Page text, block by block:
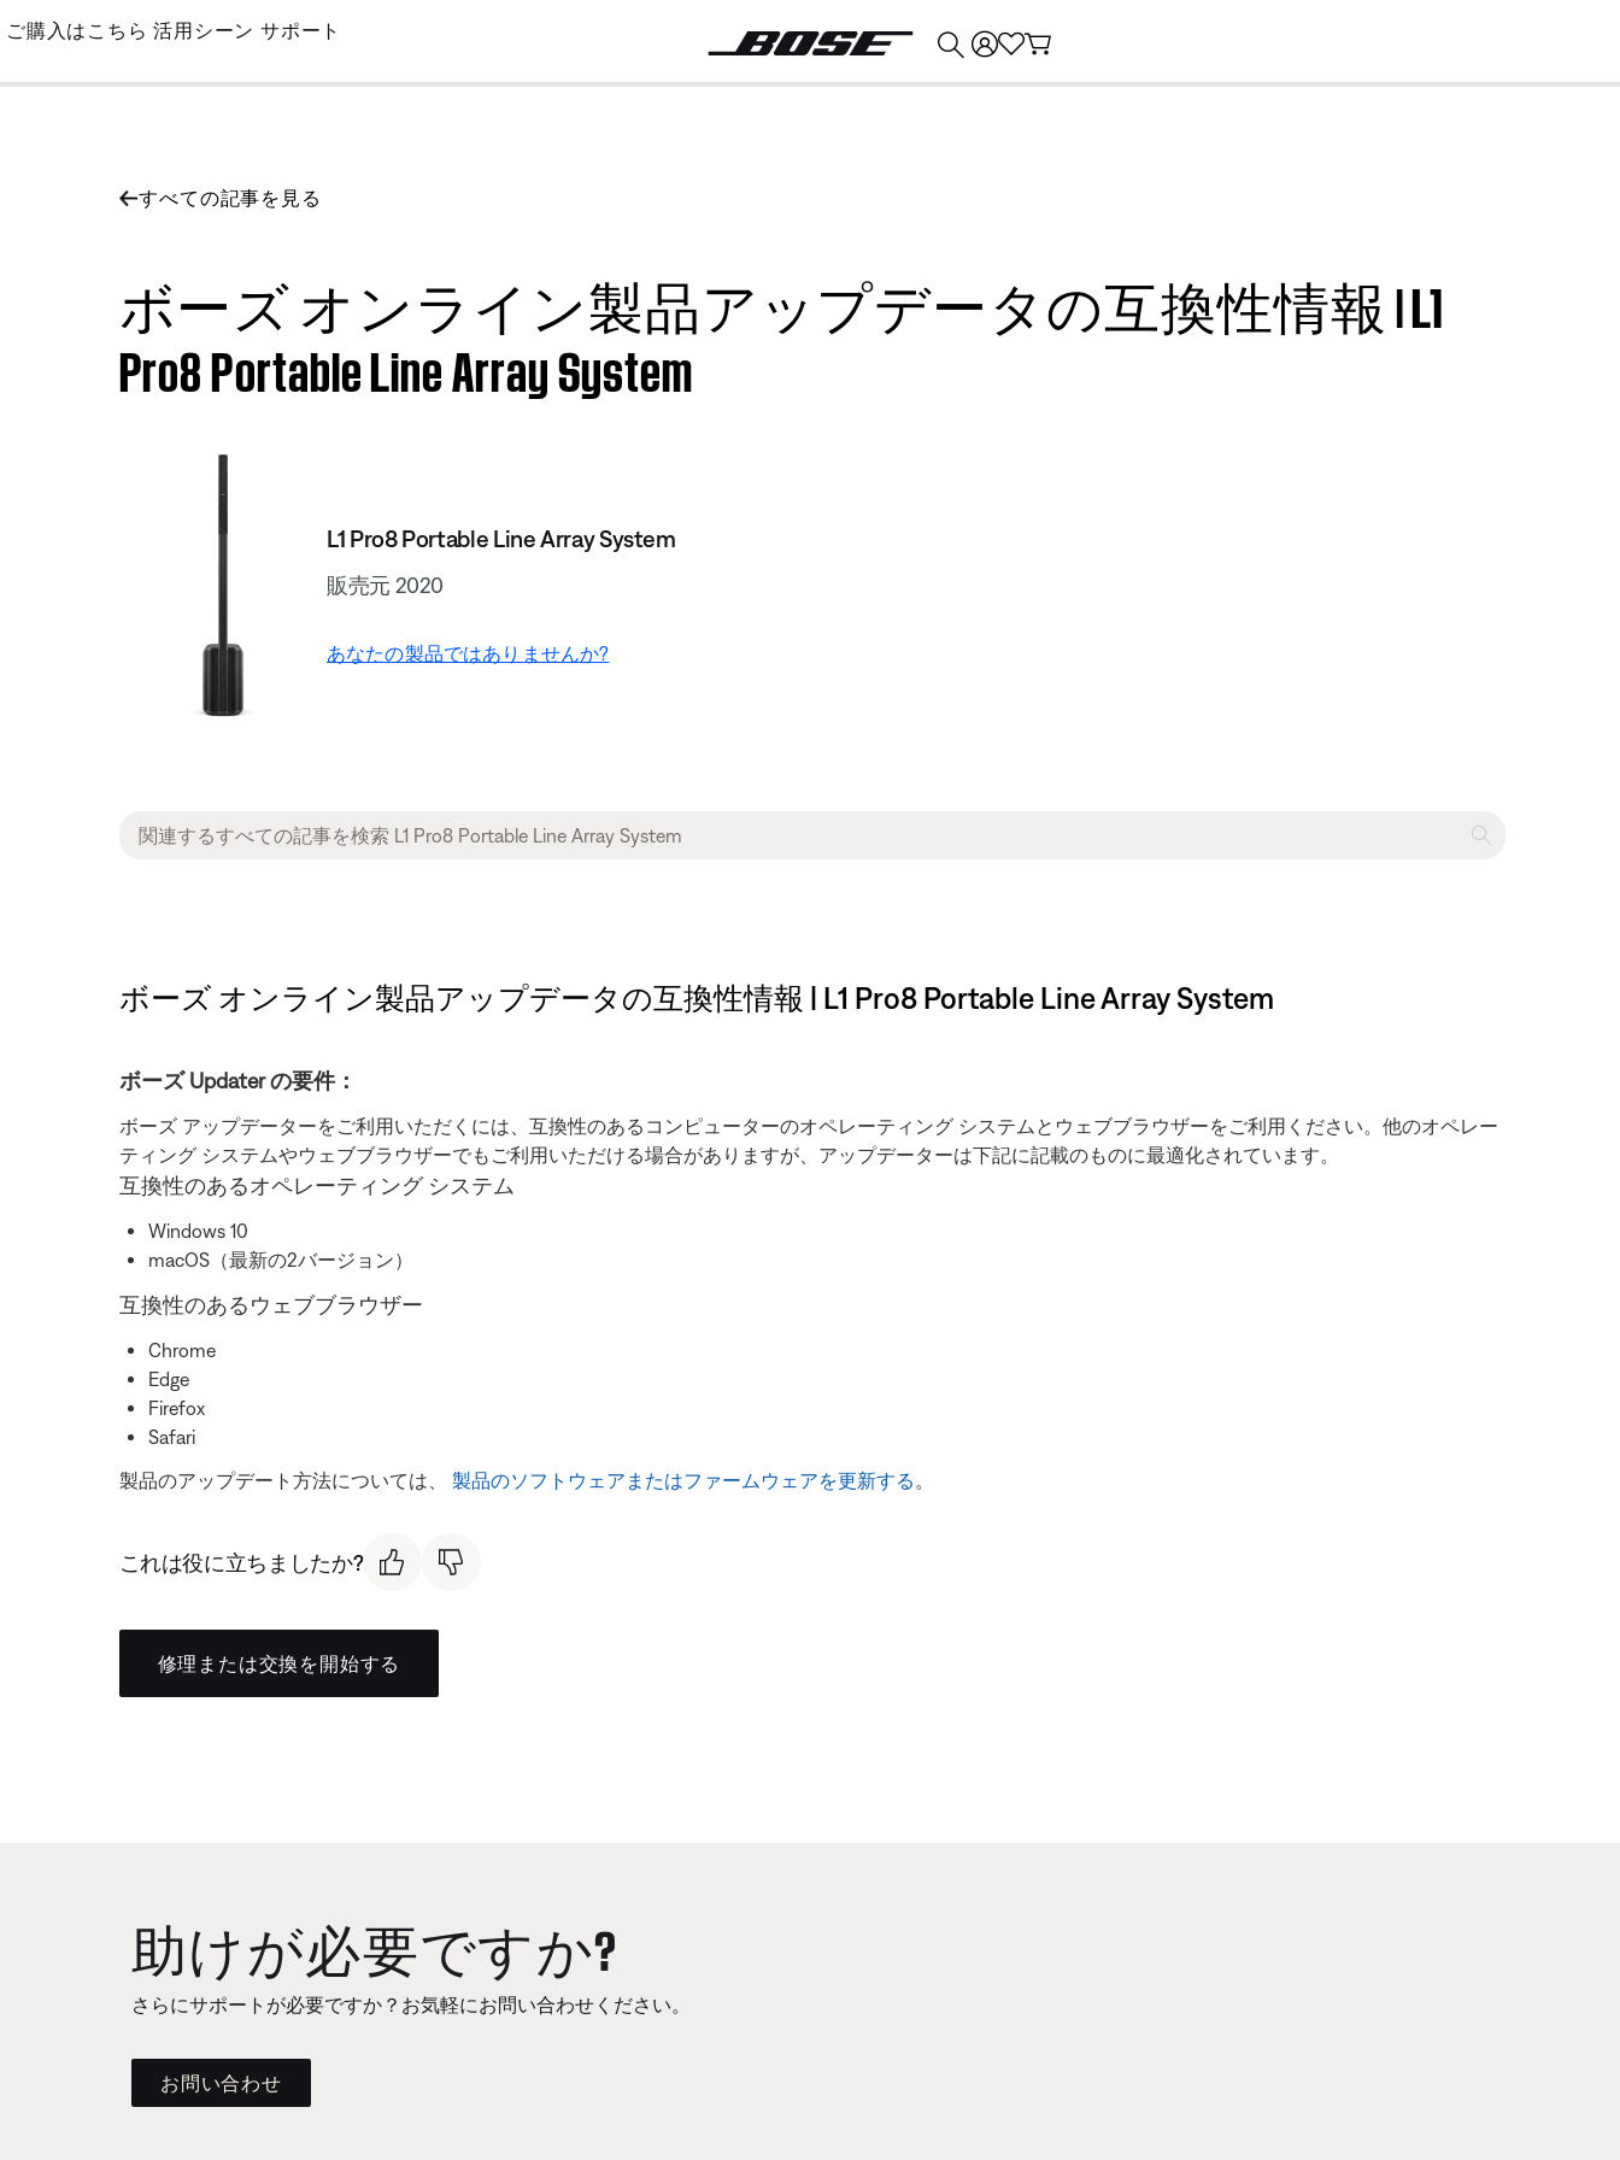
Skip
Main
ご購入はこちら 活用シーン サポート
すべての記事を見る
ボーズ オンライン製品アップデータの互換性情報 | L1
Pro8 Portable Line Array System
L1 Pro8 Portable Line Array System
販売元 2020
あなたの製品ではありませんか?
ボーズ オンライン製品アップデータの互換性情報 | L1 Pro8 Portable Line Array System
ボーズ Updater の要件：
ボーズ アップデーターをご利用いただくには、互換性のあるコンピューターのオペレーティング システムとウェブブラウザーをご利用ください。他のオペレー
ティング システムやウェブブラウザーでもご利用いただける場合がありますが、アップデーターは下記に記載のものに最適化されています。
互換性のあるオペレーティング システム
Windows 10
macOS（最新の2バージョン）
互換性のあるウェブブラウザー
Chrome
Edge
Firefox
Safari
製品のアップデート方法については、 製品のソフトウェアまたはファームウェアを更新する 。
これは役に立ちましたか?
修理または交換を開始する
助けが必要ですか?
さらにサポートが必要ですか？お気軽にお問い合わせください。
お問い合わせ